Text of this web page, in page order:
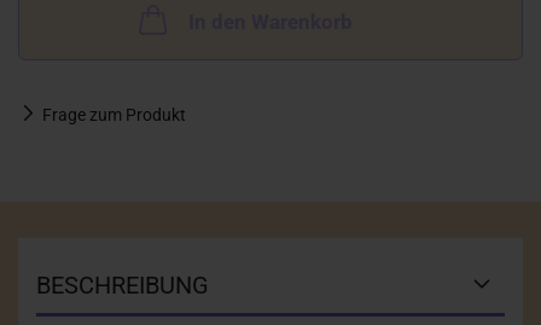
Frage zum Produkt
BESCHREIBUNG